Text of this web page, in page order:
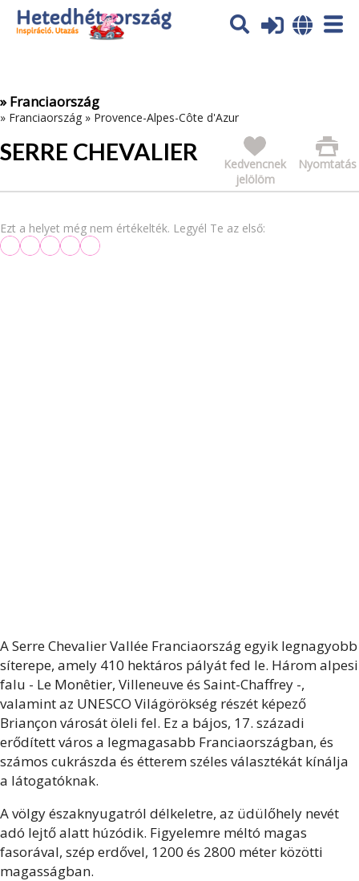
Az oldal sütiket (cookies) használ. További tájékoztatás itt:
Adatvédelmi tájékoztató
» Franciaország
» Franciaország » Provence-Alpes-Côte d'Azur
SERRE CHEVALIER Nyomtatás
Kedvencnek
jelölöm
Ezt a helyet még nem értékelték. Legyél Te az első:
A Serre Chevalier Vallée Franciaország egyik legnagyobb
síterepe, amely 410 hektáros pályát fed le. Három alpesi
falu - Le Monêtier, Villeneuve és Saint-Chaffrey -,
valamint az UNESCO Világörökség részét képező
Briançon városát öleli fel. Ez a bájos, 17. századi
erődített város a legmagasabb Franciaországban, és
számos cukrászda és étterem széles választékát kínálja
a látogatóknak.
A völgy északnyugatról délkeletre, az üdülőhely nevét
adó lejtő alatt húzódik. Figyelemre méltó magas
fasorával, szép erdővel, 1200 és 2800 méter közötti
magasságban.